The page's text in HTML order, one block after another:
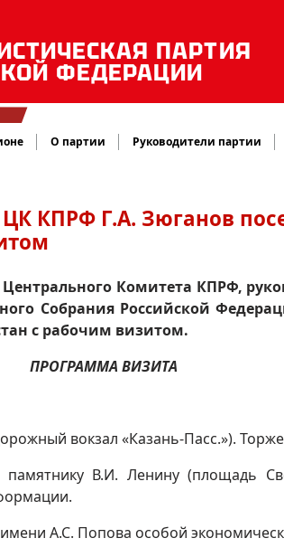
ПАРТИЯ
ФЕДЕРАЦИИ
О партии Руководители партии
КПРФ Г.А. Зюганов
Центрального Комитета КПРФ,
Собрания Российской
с рабочим визитом.
ПРОГРАММА ВИЗИТА
вокзал «Казань-Пасс.»).
В.И. Ленину (площадь
А.С. Попова особой